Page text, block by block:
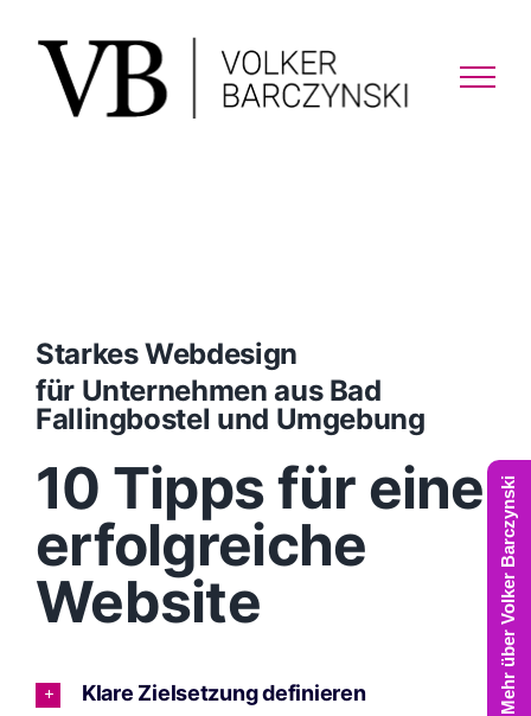
content
Starkes Webdesign
für Unternehmen aus Bad
Fallingbostel und Umgebung
10 Tipps für eine
erfolgreiche
Website
Klare Zielsetzung definieren Mehr über Volker Barczynski